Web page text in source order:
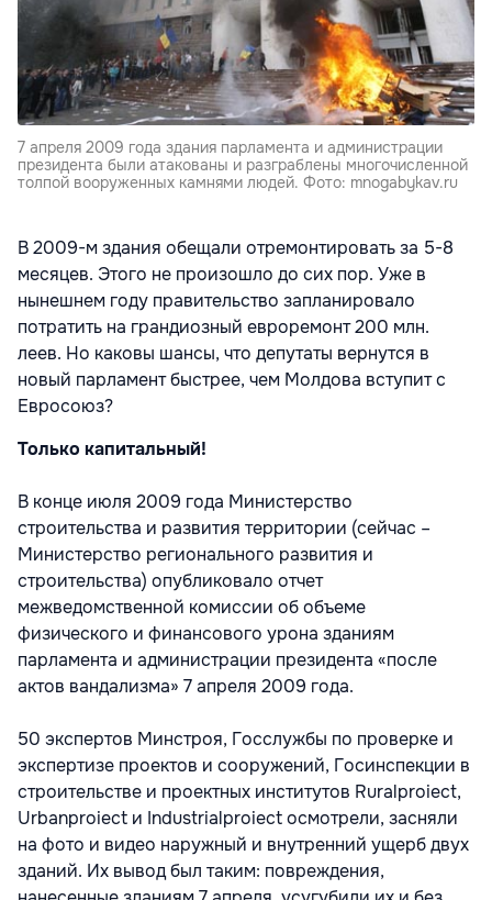
7 апреля 2009 года здания парламента и администрации
президента были атакованы и разграблены многочисленной
толпой вооруженных камнями людей. Фото: mnogabykav.ru
В 2009-м здания обещали отремонтировать за 5-8
месяцев. Этого не произошло до сих пор. Уже в
нынешнем году правительство запланировало
потратить на грандиозный евроремонт 200 млн.
леев. Но каковы шансы, что депутаты вернутся в
новый парламент быстрее, чем Молдова вступит с
Евросоюз?
Только капитальный!
В конце июля 2009 года Министерство
строительства и развития территории (сейчас –
Министерство регионального развития и
строительства) опубликовало отчет
межведомственной комиссии об объеме
физического и финансового урона зданиям
парламента и администрации президента «после
актов вандализма» 7 апреля 2009 года.
50 экспертов Минстроя, Госслужбы по проверке и
экспертизе проектов и сооружений, Госинспекции в
строительстве и проектных институтов Ruralproiect,
Urbanproiect и Industrialproiect осмотрели, засняли
на фото и видео наружный и внутренний ущерб двух
зданий. Их вывод был таким: повреждения,